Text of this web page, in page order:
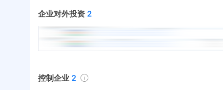
企业对外投资 2
控制企业 2